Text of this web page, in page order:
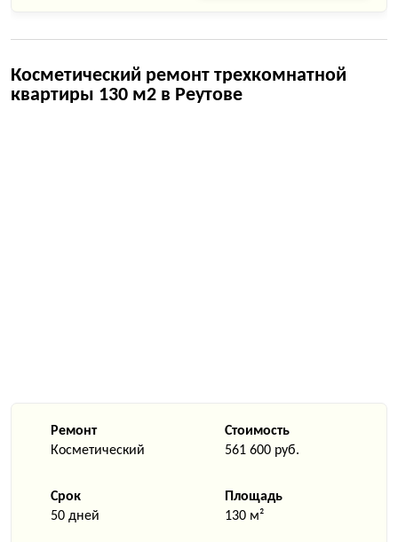
Косметический ремонт трехкомнатной
квартиры 130 м2 в Реутове
Ремонт
Косметический
Стоимость
561 600 руб.
Срок
50 дней
Площадь
130 м²